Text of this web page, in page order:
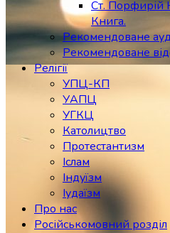
Ст. Порфирій
Книга.
Рекомендоване
Рекомендоване
Релігії
УПЦ-КП
УАПЦ
УГКЦ
Католицтво
Протестантизм
Іслам
Індуїзм
Іудаїзм
Про нас
Російськомовний розділ